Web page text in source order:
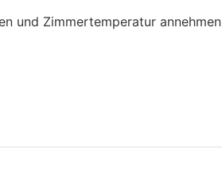
und Zimmertemperatur annehmen